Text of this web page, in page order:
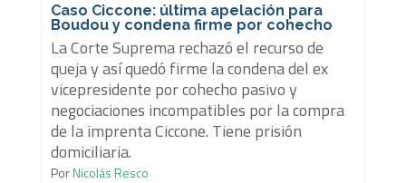
Caso Ciccone: última apelación para
Boudou y condena firme por cohecho
La Corte Suprema rechazó el recurso de
queja y así quedó firme la condena del ex
vicepresidente por cohecho pasivo y
negociaciones incompatibles por la compra
de la imprenta Ciccone. Tiene prisión
domiciliaria.
PorNicolás Resco